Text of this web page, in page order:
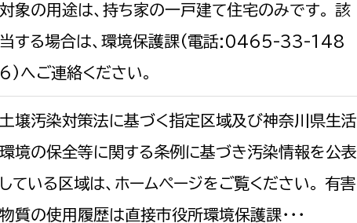
対象の用途は、持ち家の一戸建て住宅のみです。 該
当する場合は、環境保護課(電話:0465-33-148
6)へご連絡ください。
土壌汚染対策法に基づく指定区域及び神奈川県生活
環境の保全等に関する条例に基づき汚染情報を公表
している区域は、ホームページをご覧ください。 有害
物質の使用履歴は直接市役所環境保護課・・・